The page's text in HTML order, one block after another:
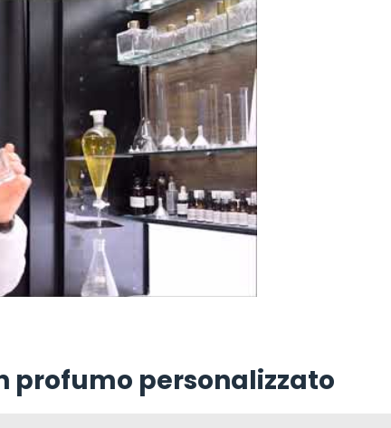
profumo personalizzato